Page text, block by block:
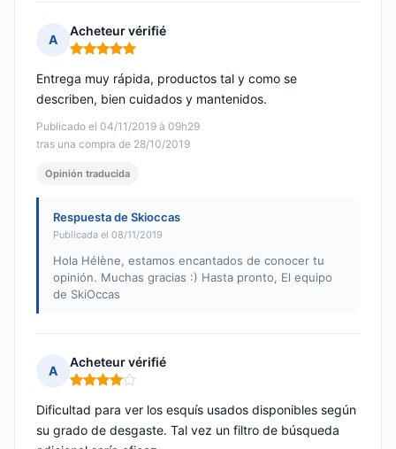
A
Acheteur vérifié
Nota: 5 de 5
Publicado el 04/11/2019 à 09h29
tras una compra de 28/10/2019
Entrega muy rápida, productos tal y como se
describen, bien cuidados y mantenidos.
Opinión traducida
Respuesta de Skioccas
Publicada el 08/11/2019
Hola Hélène, estamos encantados de conocer tu
opinión. Muchas gracias :) Hasta pronto, El equipo
de SkiOccas
A
Acheteur vérifié
Nota: 4 de 5
Dificultad para ver los esquís usados disponibles según
su grado de desgaste. Tal vez un filtro de búsqueda